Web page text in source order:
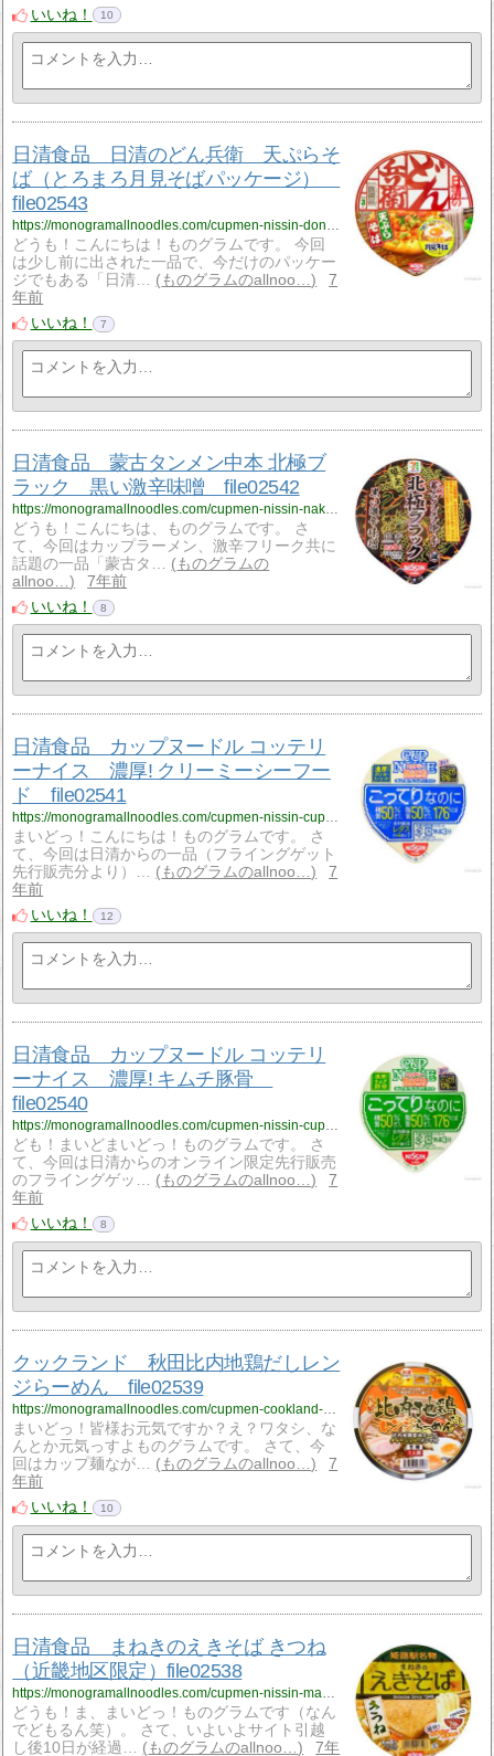
いいね！
10
日清食品 日清のどん兵衛 天ぷらそ
ば（とろまろ月見そばパッケージ）
file02543
https://monogramallnoodles.com/cupmen-nissin-donbetoromaro-02543/
どうも！こんにちは！ものグラムです。 今回
は少し前に出された一品で、今だけのパッケー
ジでもある「日清…
ものグラムのallnoo…
7
年前
いいね！
7
日清食品 蒙古タンメン中本 北極ブ
ラック 黒い激辛味噌 file02542
https://monogramallnoodles.com/cupmen-nissin-nakamotoblack-02542/
どうも！こんにちは、ものグラムです。 さ
て、今回はカップラーメン、激辛フリーク共に
話題の一品「蒙古タ…
ものグラムの
allnoo…
7年前
いいね！
8
日清食品 カップヌードル コッテリ
ーナイス 濃厚! クリーミーシーフー
ド file02541
https://monogramallnoodles.com/cupmen-nissin-cupnoodleniceseafood-02541/
まいどっ！こんにちは！ものグラムです。 さ
て、今回は日清からの一品（フライングゲット
先行販売分より）…
ものグラムのallnoo…
7
年前
いいね！
12
日清食品 カップヌードル コッテリ
ーナイス 濃厚! キムチ豚骨
file02540
https://monogramallnoodles.com/cupmen-nissin-cupnoodlenicekimuchi-02540/
ども！まいどまいどっ！ものグラムです。 さ
て、今回は日清からのオンライン限定先行販売
のフライングゲッ…
ものグラムのallnoo…
7
年前
いいね！
8
クックランド 秋田比内地鶏だしレン
ジらーめん file02539
https://monogramallnoodles.com/cupmen-cookland-hinaijidoriramen-02539/
まいどっ！皆様お元気ですか？え？ワタシ、な
んとか元気っすよものグラムです。 さて、今
回はカップ麺なが…
ものグラムのallnoo…
7
年前
いいね！
10
日清食品 まねきのえきそば きつね
（近畿地区限定）file02538
https://monogramallnoodles.com/cupmen-nissin-manekiekisobakitune-02538/
どうも！ま、まいどっ！ものグラムです（なん
でどもるん笑）。 さて、いよいよサイト引越
し後10日が経過…
ものグラムのallnoo… 7年